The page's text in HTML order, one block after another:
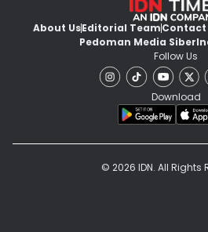
About UsEditorial TeamContact
Pedoman Media Siber
Follow Us
Download
© 2026 IDN. All Rights